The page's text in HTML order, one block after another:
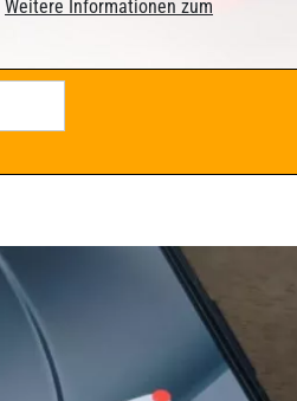
Weitere Informationen zum